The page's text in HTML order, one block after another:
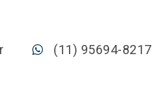
(11) 95694-8217